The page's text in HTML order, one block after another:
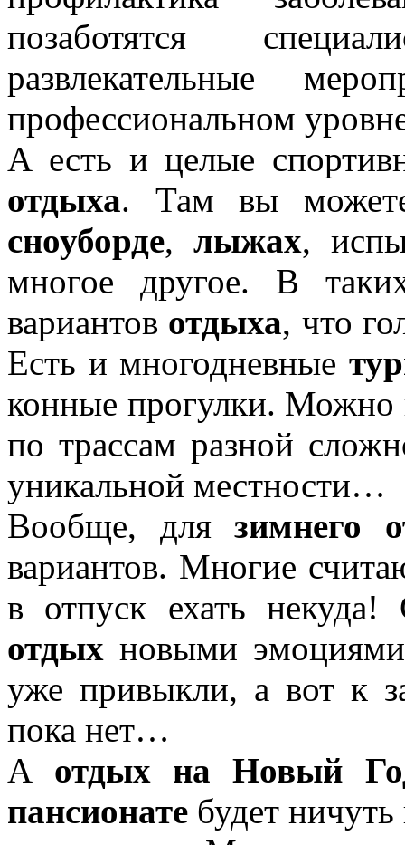
позаботятся
развлекательные
профессиональном
А есть и целые
отдыха. Там вы
сноуборде,лыжах,
многое другое. В
вариантов отдыха, что
Есть и многодневные
конные прогулки. Можно
по трассам разной
уникальной местности…
Вообще, длязимнего
вариантов. Многие
в отпуск ехать
отдых новыми
уже привыкли, а вот к
пока нет…
А отдых на Новый
пансионате будет